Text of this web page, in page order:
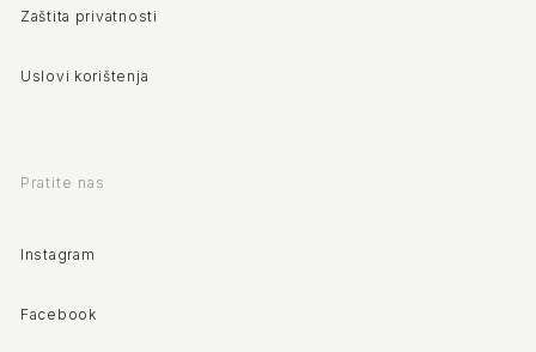
Zaštita privatnosti
Uslovi korištenja
Pratite nas
Instagram
Facebook